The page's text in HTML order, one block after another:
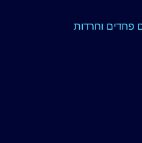
פחדים וחרדות